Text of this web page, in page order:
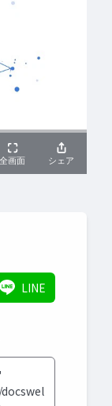
LINE